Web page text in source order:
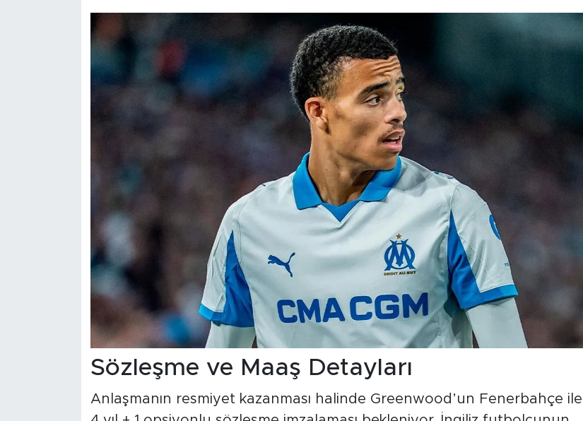
Sözleşme ve Maaş Detayları
Anlaşmanın resmiyet kazanması halinde Greenwood’un Fenerbahçe ile